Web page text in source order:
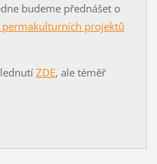
budeme přednášet o
permakulturních projektů
ZDE, ale téměř